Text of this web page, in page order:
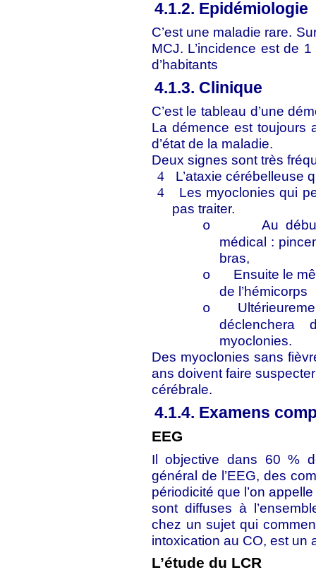
4.1.2. Epidémiologie
C’est une maladie rare.
MCJ. L’incidence est de
d’habitants
4.1.3. Clinique
C’est le tableau d’une
La démence est toujours
d’état de la maladie.
Deux signes sont très
4 L’ataxie cérébelleuse
4
Les myoclonies qui
pas traiter.
o
Au
médical :
bras,
o
Ensuite le
de l’hémicorps
o
déclenchera
myoclonies.
Des myoclonies sans
ans doivent faire
cérébrale.
4.1.4. Examens
EEG
Il objective dans 60 %
général de l’EEG, des
périodicité que l’on
sont diffuses à
chez un sujet qui
intoxication au CO, est un
L’étude du LCR